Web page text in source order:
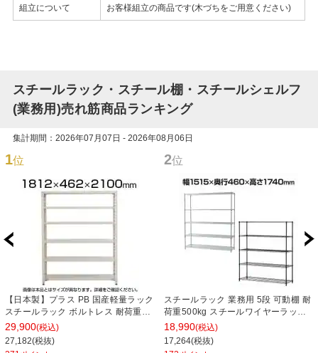
組立について お客様組立の商品です(木づちをご用意ください)
スチールラック・スチール棚・スチールシェルフ
(業務用)売れ筋商品ランキング
集計期間：2026年07月07日 - 2026年08月06日
1位
【日本製】プラス PB 国産軽量ラック
スチールラック ボルトレス 耐荷重
150kg/段 天地6段 幅1812×奥行462×
高さ2100mm スチール棚 スチールシ
ェルフ 収納棚 オープンラック 収納ラ
29,900(税込)
27,182(税抜)
2位
スチールラック 業務用 5段 可動棚 耐
荷重500kg スチールワイヤーラック
シェルゴ 幅1515×奥行460×高さ
1740mm
18,990(税込)
17,264(税抜)